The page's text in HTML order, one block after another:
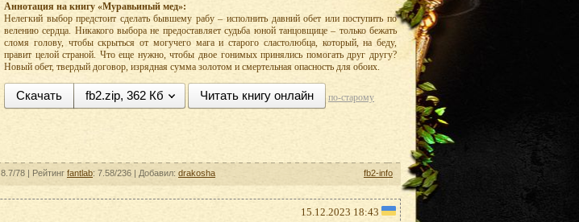
Аннотация на книгу «Муравьиный мед»:
Нелегкий выбор предстоит сделать бывшему рабу – исполнить давний обет или поступить по
велению сердца. Никакого выбора не предоставляет судьба юной танцовщице – только бежать
сломя голову, чтобы скрыться от могучего мага и старого сластолюбца, который, на беду,
правит целой страной. Что еще нужно, чтобы двое гонимых принялись помогать друг другу?
Новый обет, твердый договор, изрядная сумма золотом и смертельная опасность для обоих.
Скачать fb2.zip, 362 Кб Читать книгу онлайн по-старому
8.7/78 | Рейтинг fantlab: 7.58/236 | Добавил: drakosha fb2-info
15.12.2023 18:43